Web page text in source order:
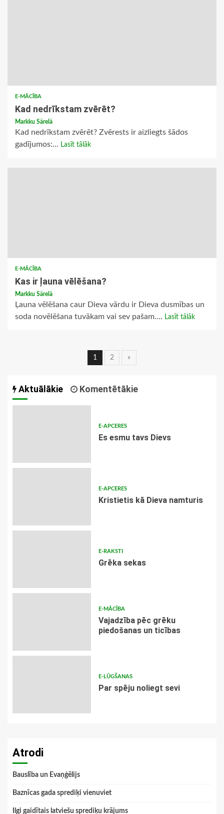
E-MĀCĪBA
Kad nedrīkstam zvērēt?
Markku Särelä
Kad nedrīkstam zvērēt? Zvērests ir aizliegts šādos
gadījumos:... Lasīt tālāk
E-MĀCĪBA
Kas ir ļauna vēlēšana?
Markku Särelä
Ļauna vēlēšana caur Dieva vārdu ir Dieva dusmības un
soda novēlēšana tuvākam vai sev pašam.... Lasīt tālāk
Ziņu
1 2 »
Aktuālākie Komentētākie
E-APCERES
Es esmu tavs Dievs
E-APCERES
Kristietis kā Dieva namturis
E-RAKSTI
Grēka sekas
E-MĀCĪBA
Vajadzība pēc grēku
piedošanas un ticības
E-LŪGŠANAS
Par spēju noliegt sevi
Atrodi
Bauslība un Evaņģēlijs
Baznīcas gada sprediķi vienuviet
Ilgi gaidītais latviešu sprediķu krājums